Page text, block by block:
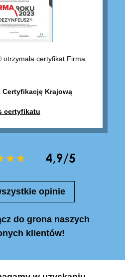
certyfikat Firma
Certyfikację Krajową
certyfikatu
opinie
do grona naszych
klientów!